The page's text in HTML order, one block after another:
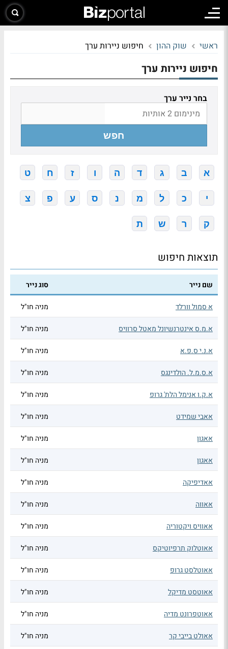
ראשי שוק ההון חיפוש ניירות ערך
חיפוש ניירות ערך
בחר נייר ערך
חפש
א ב ג ד ה ו ז ח ט
י כ ל מ נ ס ע פ צ
ק ר ש ת
תוצאות חיפוש
שם נייר סוג נייר
א סמול וורלד מניה חו"ל
א.מ.ס אינטרנשיונל מאטל סרוויס מניה חו"ל
א.נ.י ס.פ.א מניה חו"ל
א.ס.מ.ל. הולדינגס מניה חו"ל
א.ק.ו אנימל הלת' גרופ מניה חו"ל
אאבי שמידט מניה חו"ל
אאגון מניה חו"ל
אאגון מניה חו"ל
אאדיפיקה מניה חו"ל
אאווה מניה חו"ל
אאוויס ויקטוריה מניה חו"ל
אאוטלוק תרפיוטיקס מניה חו"ל
אאוטלסט גרופ מניה חו"ל
אאוטסט מדיקל מניה חו"ל
אאוטפרונט מדיה מניה חו"ל
אאולט בייבי קר מניה חו"ל